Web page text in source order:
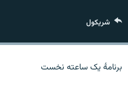
شريکول
برنامۀ یک ساعته نخست